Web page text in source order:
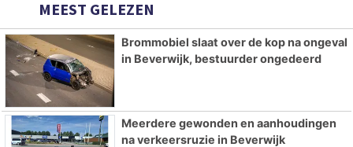
MEEST GELEZEN
Brommobiel slaat over de kop na ongeval
in Beverwijk, bestuurder ongedeerd
Meerdere gewonden en aanhoudingen
na verkeersruzie in Beverwijk